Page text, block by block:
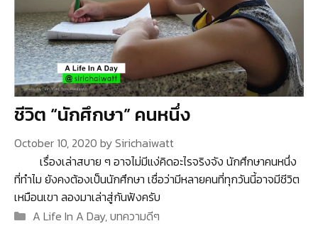
ชีวิต “นักศึกษา” คนหนึ่ง
October 10, 2020 bySirichaiwatt
เรื่องเล่าสบาย ๆ อาจไม่มีแง่คิดอะไรจริงจัง นักศึกษาคนหนึ่ง
ที่ทำไม ยังคงต้องเป็นนักศึกษา เชื่อว่ามีหลายคนที่ทุกวันนี้อาจมีชีวิต
เหมือนเขา ลองมาเล่าสู่กันฟังครับ
Categories
A Life In A Day,บทความดีๆ